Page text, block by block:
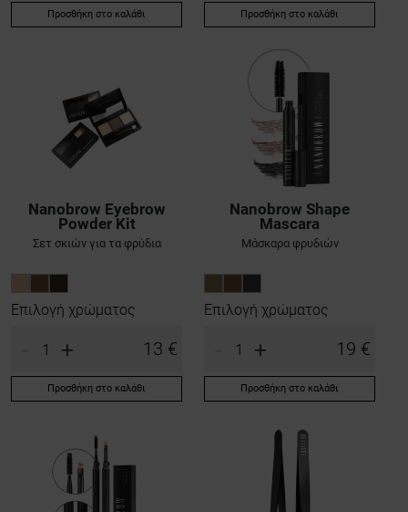
Προσθήκη στο καλάθι Προσθήκη στο καλάθι
Nanobrow Eyebrow
Powder Kit
Σετ σκιών για τα φρύδια
Επιλογή χρώματος
13 €
+
Προσθήκη στο καλάθι
Nanobrow Shape
Mascara
Μάσκαρα φρυδιών
Επιλογή χρώματος
19 €
+
Προσθήκη στο καλάθι